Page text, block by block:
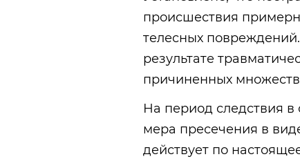
происшествия
телесных
результате
причиненных
На период следствия
мера пресечения в
действует по